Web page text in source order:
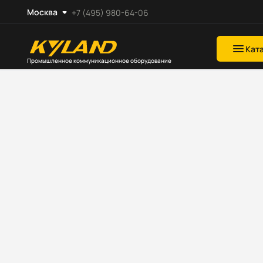
Москва +7 (495) 980-64-06
Промышленное коммуникационное оборудование